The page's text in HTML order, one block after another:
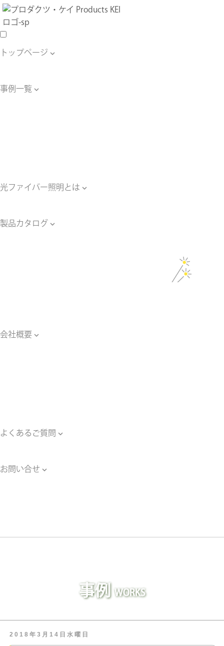
トップページ 
事例一覧 
光ファイバー照明とは 
製品カタログ 
会社概要 
よくあるご質問 
お問い合せ 
事例WORKS
2018年3月14日水曜日